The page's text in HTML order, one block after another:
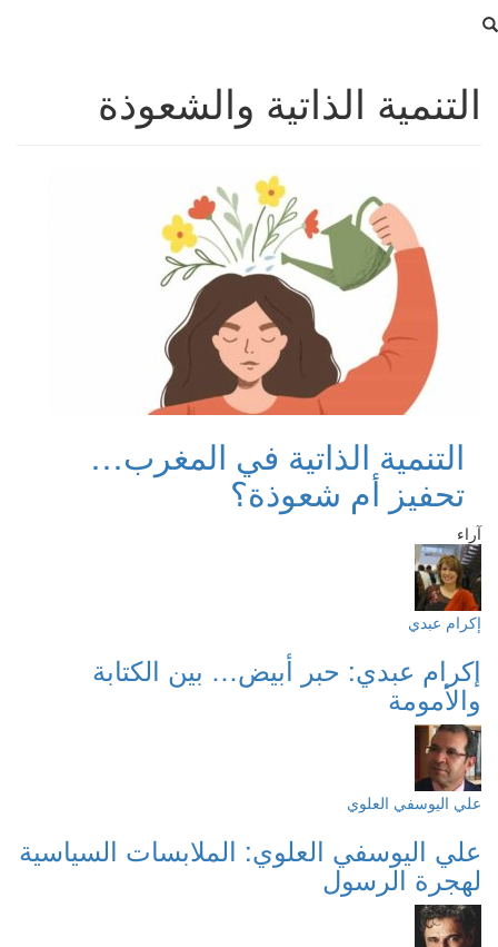
التنمية الذاتية والشعوذة
التنمية الذاتية في المغرب…
تحفيز أم شعوذة؟
آراء
إكرام عبدي
إكرام عبدي: حبر أبيض… بين الكتابة
والأمومة
علي اليوسفي العلوي
علي اليوسفي العلوي: الملابسات السياسية
لهجرة الرسول